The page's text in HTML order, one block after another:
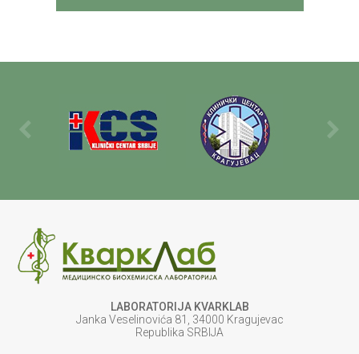
LABORATORIJA KVARKLAB
Janka Veselinovića 81, 34000 Kragujevac
Republika SRBIJA